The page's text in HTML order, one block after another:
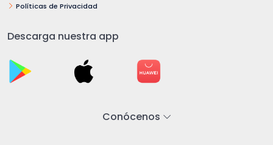
Políticas de Privacidad
Descarga nuestra app
Conócenos